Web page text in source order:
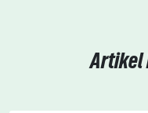
Artikel